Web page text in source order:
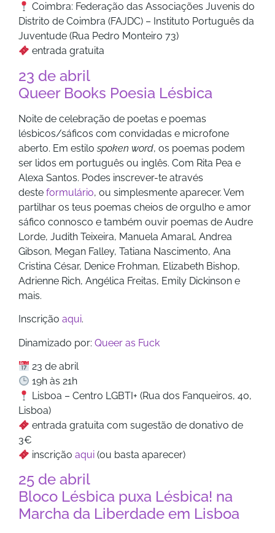
Coimbra: Federação das Associações Juvenis do
Distrito de Coimbra (FAJDC) – Instituto Português da
Juventude (Rua Pedro Monteiro 73)
entrada gratuita
23 de abril
Queer Books Poesia Lésbica
Noite de celebração de poetas e poemas
lésbicos/sáficos com convidadas e microfone
aberto. Em estilospoken word, os poemas podem
ser lidos em português ou inglês. Com Rita Pea e
Alexa Santos. Podes inscrever-te através
deste formulário, ou simplesmente aparecer. Vem
partilhar os teus poemas cheios de orgulho e amor
sáfico connosco e também ouvir poemas de Audre
Lorde, Judith Teixeira, Manuela Amaral, Andrea
Gibson, Megan Falley, Tatiana Nascimento, Ana
Cristina César, Denice Frohman, Elizabeth Bishop,
Adrienne Rich, Angélica Freitas, Emily Dickinson e
mais.
Inscrição aqui.
Dinamizado por: Queer as Fuck
23 de abril
19h às 21h
Lisboa – Centro LGBTI+ (Rua dos Fanqueiros, 40,
Lisboa)
entrada gratuita com sugestão de donativo de
3€
inscriçãoaqui (ou basta aparecer)
25 de abril
Bloco Lésbica puxa Lésbica! na
Marcha da Liberdade em Lisboa